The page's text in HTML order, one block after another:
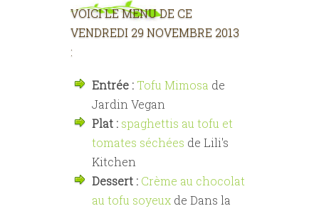
VOICI LE MENU DE CE
VENDREDI 29 NOVEMBRE 2013
:
Entrée : Tofu Mimosa de
Jardin Vegan
Plat : spaghettis au tofu et
tomates séchées de Lili's
Kitchen
Dessert : Crème au chocolat
au tofu soyeux de Dans la